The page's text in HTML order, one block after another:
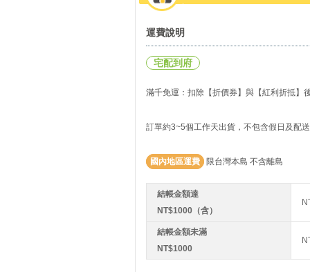
運費說明
宅配到府
滿千免運：扣除【折價券】與【紅利折抵】
訂單約3~5個工作天出貨，不包含假日及配
國內地區運費 限台灣本島 不含離島
結帳金額達
NT$1000（含）
結帳金額未滿
NT$1000